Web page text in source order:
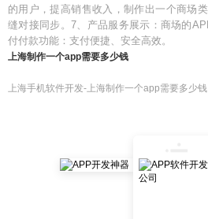
的用户，提高销售收入，制作出一个商场
缝对接同步。7、产品服务展示：商场的
付付款功能：支付便捷、安全高效。
上海制作一个app需要多少钱
上海手机软件开发-上海制作一个app需要多少钱